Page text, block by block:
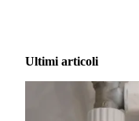
Ultimi articoli